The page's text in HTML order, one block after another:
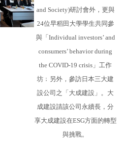
and Society)研討會外，更與
24位早稻田大學學生共同參
與「Individual investors’ and
consumers’ behavior during
the COVID-19 crisis」工作
坊﹔另外，參訪日本三大建
設公司之「大成建設」。大
成建設請該公司永續長，分
享大成建設在ESG方面的轉型
與挑戰。